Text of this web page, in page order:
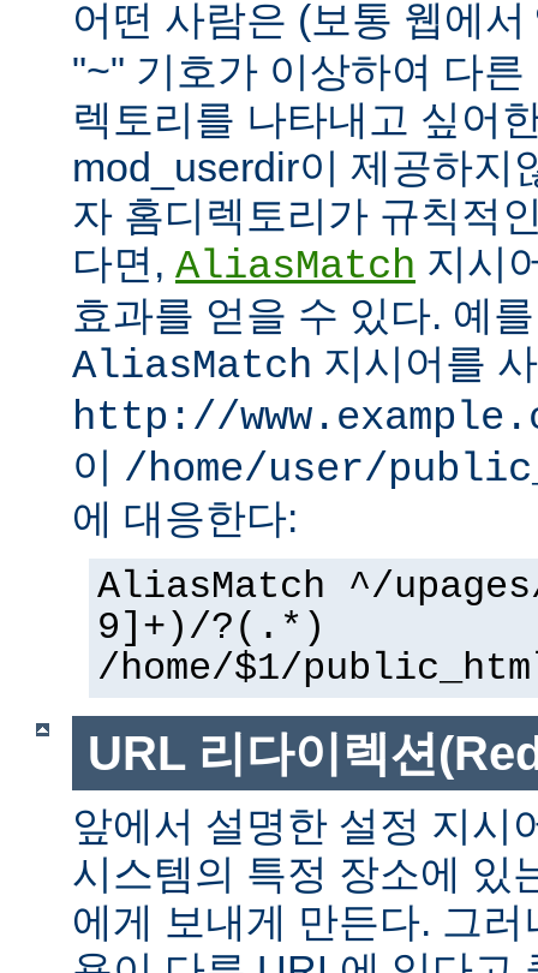
어떤 사람은 (보통 웹에서
"~" 기호가 이상하여 다
렉토리를 나타내고 싶어
mod_userdir이 제공하지
자 홈디렉토리가 규칙적
다면, AliasMatch 지시
효과를 얻을 수 있다. 예
AliasMatch 지시어를
http://
이 /home/user/
에 대응한다:
AliasMatch ^/
9]+)/?(.*)
/home/$1/
URL 리다이렉션
앞에서 설명한 설정 지시
시스템의 특정 장소에 있
에게 보내게 만든다. 그